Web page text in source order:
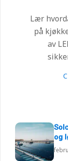
Lær
på
av
og